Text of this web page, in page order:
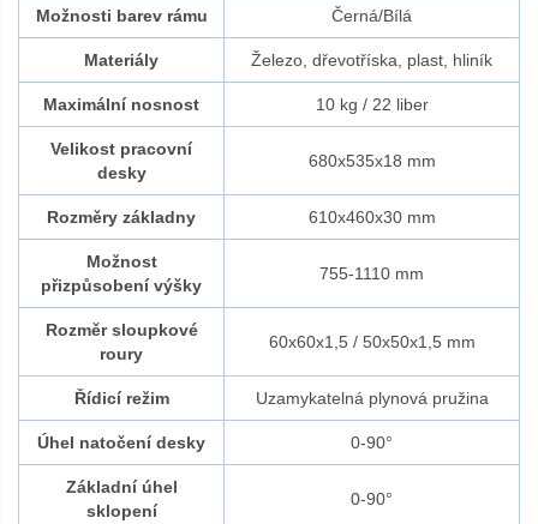
Možnosti barev rámu Černá/Bílá
Materiály Železo, dřevotříska, plast, hliník
Maximální nosnost 10 kg / 22 liber
Velikost pracovní
desky
680x535x18 mm
Rozměry základny 610x460x30 mm
Možnost
přizpůsobení výšky
755-1110 mm
Rozměr sloupkové
roury
60x60x1,5 / 50x50x1,5 mm
Řídicí režim Uzamykatelná plynová pružina
Úhel natočení desky 0-90°
Základní úhel
sklopení
0-90°